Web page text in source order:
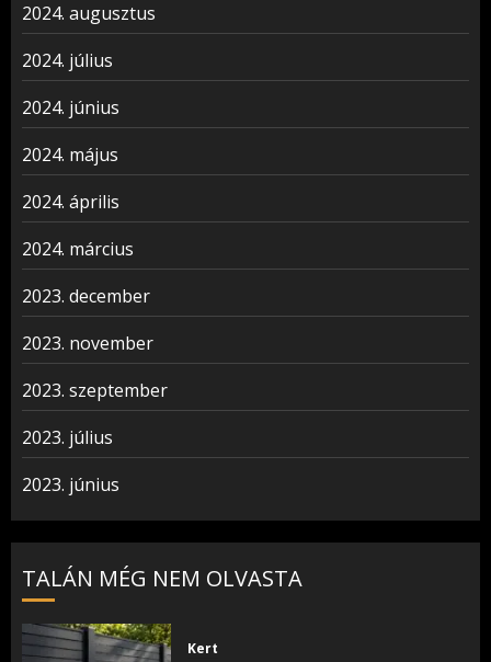
2024. augusztus
2024. július
2024. június
2024. május
2024. április
2024. március
2023. december
2023. november
2023. szeptember
2023. július
2023. június
TALÁN MÉG NEM OLVASTA
Kert